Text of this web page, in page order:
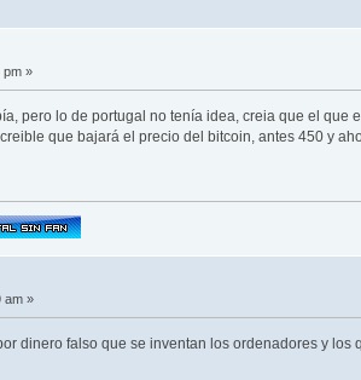
pm »
pero lo de portugal no tenía idea, creia que el que
que bajará el precio del bitcoin, antes 450 y
am »
dinero falso que se inventan los ordenadores y los